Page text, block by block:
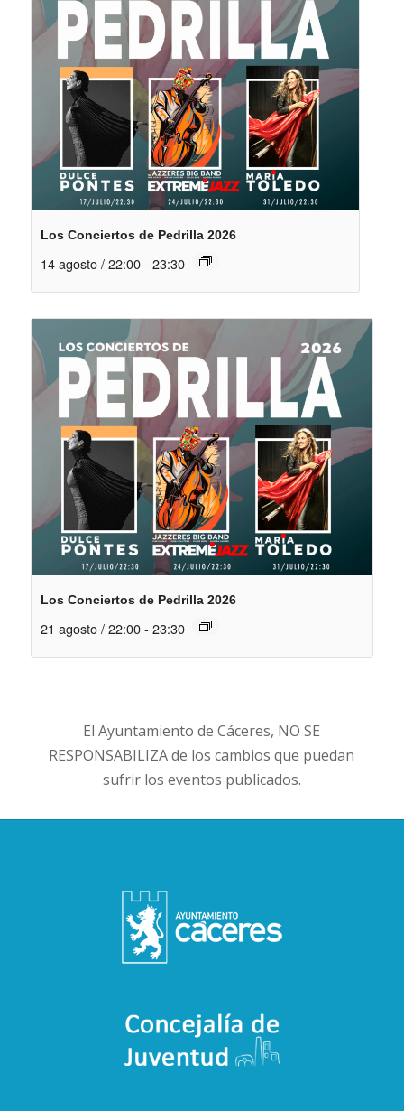
Los Conciertos de Pedrilla 2026
14 agosto / 22:00 - 23:30
Los Conciertos de Pedrilla 2026
21 agosto / 22:00 - 23:30
El Ayuntamiento de Cáceres, NO SE
RESPONSABILIZA de los cambios que puedan
sufrir los eventos publicados.